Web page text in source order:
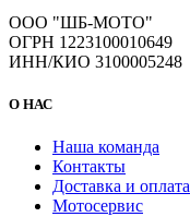
ООО "ШБ-МОТО"
ОГРН 1223100010649
ИНН/КИО 3100005248
О НАС
Наша команда
Контакты
Доставка и оплата
Мотосервис